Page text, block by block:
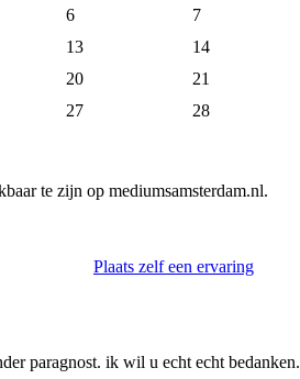
6
7
13
14
20
21
27
28
te zijn op mediumsamsterdam.nl.
Plaats zelf een ervaring
paragnost. ik wil u echt echt bedanken.